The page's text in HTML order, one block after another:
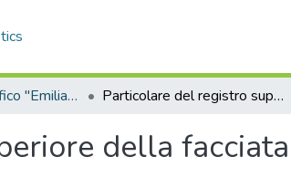
Archivio fotografico "Emilia Zinzi" Particolare del registro superiore della facciata di S. Maria degli Angeli in Badolato
della